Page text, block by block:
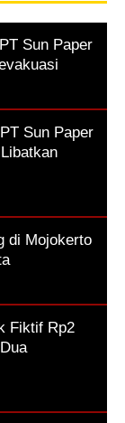
Sun Paper
Sun Paper
di Mojokerto
Fiktif Rp2